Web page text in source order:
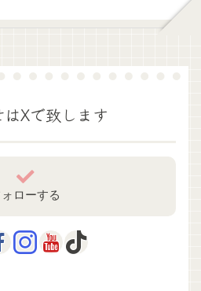
Xで致します
ローする